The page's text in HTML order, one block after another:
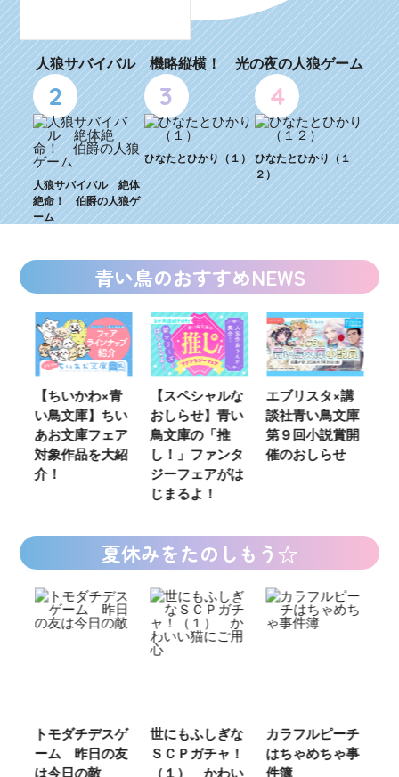
人狼サバイバル 機略縦横！ 光の夜の人狼ゲーム
2
人狼サバイバル 絶体
絶命！ 伯爵の人狼ゲ
ーム
3
ひなたとひかり（１）
4
ひなたとひかり（１
２）
青い鳥のおすすめNEWS
【ちいかわ×青
い鳥文庫】ちい
あお文庫フェア
対象作品を大紹
介！
【スペシャルな
おしらせ】青い
鳥文庫の「推
し！」ファンタ
ジーフェアがは
じまるよ！
エブリスタ×講
談社青い鳥文庫
第９回小説賞開
催のおしらせ
夏休みをたのしもう☆
トモダチデスゲ
ーム 昨日の友
は今日の敵
世にもふしぎな
ＳＣＰガチャ！
（１） かわい
カラフルピーチ
はちゃめちゃ事
件簿